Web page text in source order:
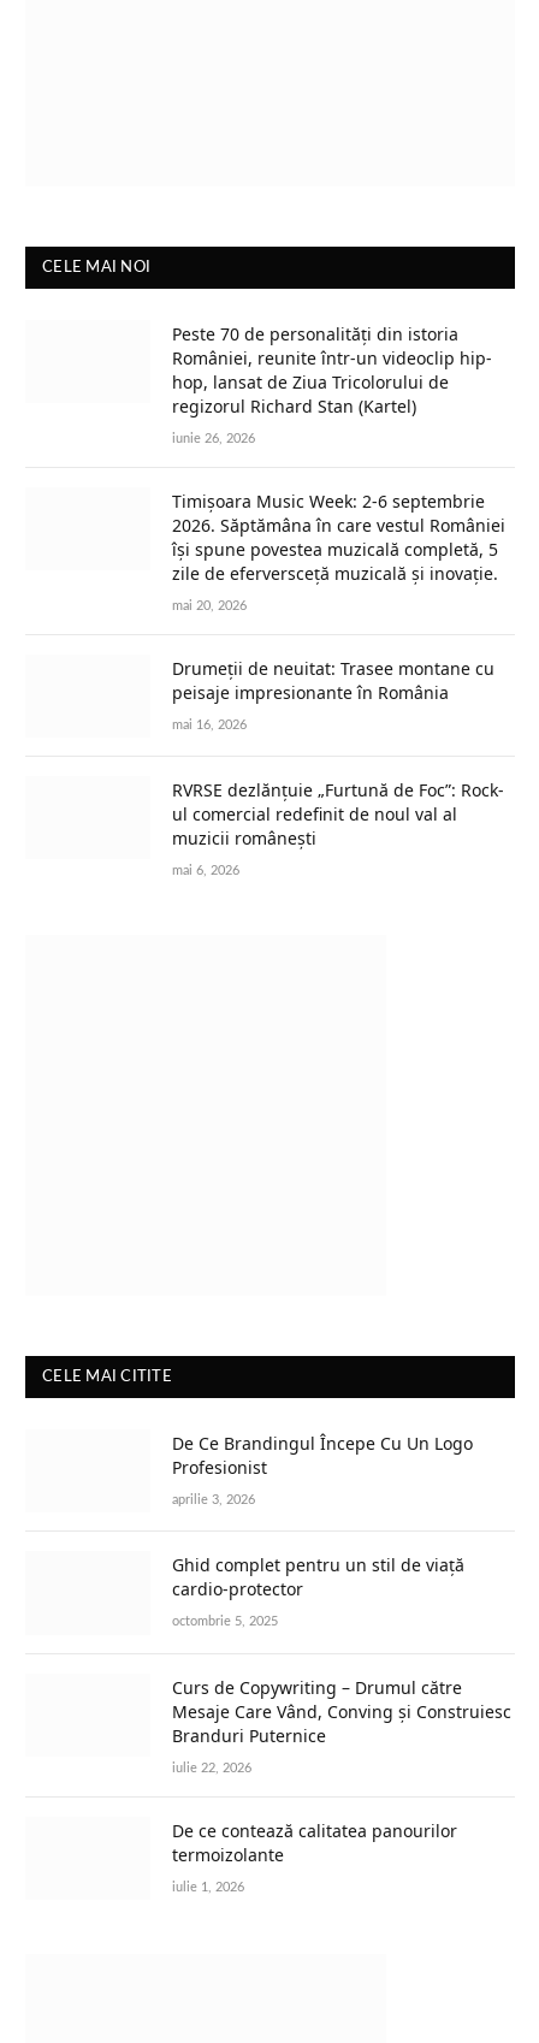
CELE MAI NOI
Peste 70 de personalități din istoria
României, reunite într-un videoclip hip-
hop, lansat de Ziua Tricolorului de
regizorul Richard Stan (Kartel)
iunie 26, 2026
Timișoara Music Week: 2-6 septembrie
2026. Săptămâna în care vestul României
își spune povestea muzicală completă, 5
zile de eferversceță muzicală și inovație.
mai 20, 2026
Drumeții de neuitat: Trasee montane cu
peisaje impresionante în România
mai 16, 2026
RVRSE dezlănțuie „Furtună de Foc”: Rock-
ul comercial redefinit de noul val al
muzicii românești
mai 6, 2026
CELE MAI CITITE
De Ce Brandingul Începe Cu Un Logo
Profesionist
aprilie 3, 2026
Ghid complet pentru un stil de viață
cardio-protector
octombrie 5, 2025
Curs de Copywriting – Drumul către
Mesaje Care Vând, Conving și Construiesc
Branduri Puternice
iulie 22, 2026
De ce contează calitatea panourilor
termoizolante
iulie 1, 2026